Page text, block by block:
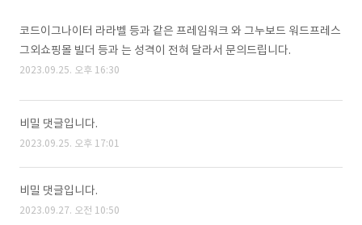
코드이그나이터 라라벨 등과 같은 프레임워크 와 그누보드 워드프레스
그외쇼핑몰 빌더 등과 는 성격이 전혀 달라서 문의드립니다.
2023.09.25. 오후 16:30
비밀 댓글입니다.
2023.09.25. 오후 17:01
비밀 댓글입니다.
2023.09.27. 오전 10:50